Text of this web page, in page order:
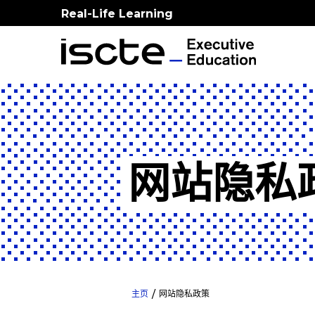
Real-Life Learning
网站隐私
主页 网站隐私政策